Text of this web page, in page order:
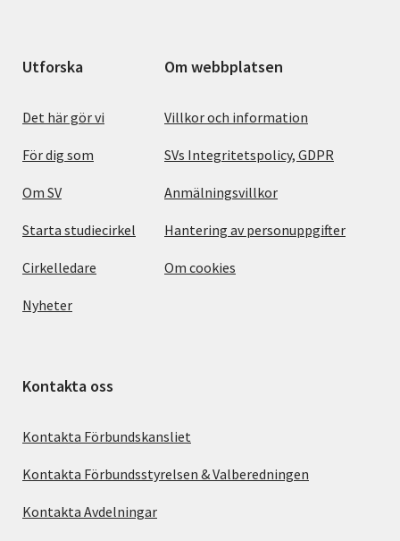
Utforska
Det här gör vi
För dig som
Om SV
Starta studiecirkel
Cirkelledare
Nyheter
Om webbplatsen
Villkor och information
SVs Integritetspolicy, GDPR
Anmälningsvillkor
Hantering av personuppgifter
Om cookies
Kontakta oss
Kontakta Förbundskansliet
Kontakta Förbundsstyrelsen & Valberedningen
Kontakta Avdelningar